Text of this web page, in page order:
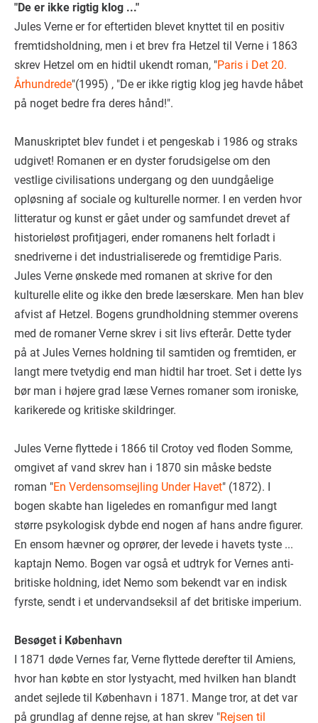
"De er ikke rigtig klog ..."
Jules Verne er for eftertiden blevet knyttet til en positiv
fremtidsholdning, men i et brev fra Hetzel til Verne i 1863
skrev Hetzel om en hidtil ukendt roman, "Paris i Det 20.
Århundrede"(1995) , "De er ikke rigtig klog jeg havde håbet
på noget bedre fra deres hånd!".
Manuskriptet blev fundet i et pengeskab i 1986 og straks
udgivet! Romanen er en dyster forudsigelse om den
vestlige civilisations undergang og den uundgåelige
opløsning af sociale og kulturelle normer. I en verden hvor
litteratur og kunst er gået under og samfundet drevet af
historieløst profitjageri, ender romanens helt forladt i
snedriverne i det industrialiserede og fremtidige Paris.
Jules Verne ønskede med romanen at skrive for den
kulturelle elite og ikke den brede læserskare. Men han blev
afvist af Hetzel. Bogens grundholdning stemmer overens
med de romaner Verne skrev i sit livs efterår. Dette tyder
på at Jules Vernes holdning til samtiden og fremtiden, er
langt mere tvetydig end man hidtil har troet. Set i dette lys
bør man i højere grad læse Vernes romaner som ironiske,
karikerede og kritiske skildringer.
Jules Verne flyttede i 1866 til Crotoy ved floden Somme,
omgivet af vand skrev han i 1870 sin måske bedste
roman "En Verdensomsejling Under Havet" (1872). I
bogen skabte han ligeledes en romanfigur med langt
større psykologisk dybde end nogen af hans andre figurer.
En ensom hævner og oprører, der levede i havets tyste ...
kaptajn Nemo. Bogen var også et udtryk for Vernes anti-
britiske holdning, idet Nemo som bekendt var en indisk
fyrste, sendt i et undervandseksil af det britiske imperium.
Besøget i København
I 1871 døde Vernes far, Verne flyttede derefter til Amiens,
hvor han købte en stor lystyacht, med hvilken han blandt
andet sejlede til København i 1871. Mange tror, at det var
på grundlag af denne rejse, at han skrev "Rejsen til